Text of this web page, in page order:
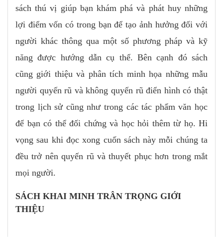
sách thú vị giúp bạn khám phá và phát huy những
lợi điểm vốn có trong bạn để tạo ảnh hưởng đối với
người khác thông qua một số phương pháp và kỹ
năng được hướng dẫn cụ thể. Bên cạnh đó sách
cũng giới thiệu và phân tích minh họa những mẫu
người quyến rũ và không quyến rũ điển hình có thật
trong lịch sử cũng như trong các tác phẩm văn học
để bạn có thể đối chứng và học hỏi thêm từ họ. Hi
vọng sau khi đọc xong cuốn sách này mỗi chúng ta
đều trở nên quyến rũ và thuyết phục hơn trong mắt
mọi người.
SÁCH KHAI MINH TRÂN TRỌNG GIỚI
THIỆU